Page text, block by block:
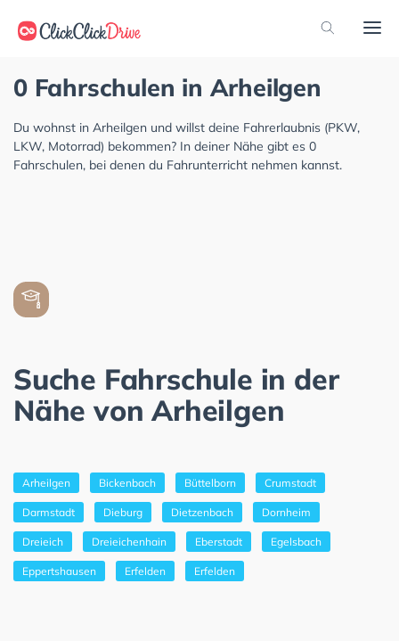
0 Fahrschulen in Arheilgen
Du wohnst in Arheilgen und willst deine Fahrerlaubnis (PKW,
LKW, Motorrad) bekommen? In deiner Nähe gibt es 0
Fahrschulen, bei denen du Fahrunterricht nehmen kannst.
Suche Fahrschule in der
Nähe von Arheilgen
Arheilgen Bickenbach Büttelborn Crumstadt
Darmstadt Dieburg Dietzenbach Dornheim
Dreieich Dreieichenhain Eberstadt Egelsbach
Eppertshausen Erfelden Erfelden